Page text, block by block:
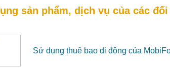
sản phẩm, dịch vụ của các
Sử dụng thuê bao di động của